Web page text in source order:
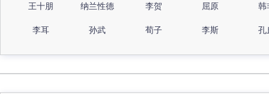
王十朋 纳兰性德 李贺 屈原 韩
李耳 孙武 荀子 李斯 孔